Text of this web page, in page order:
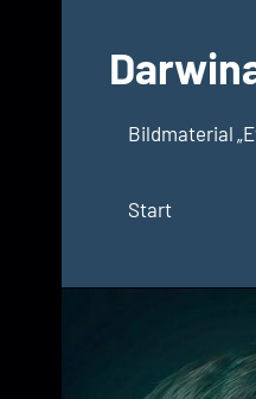
springen
Bildmaterial
Start